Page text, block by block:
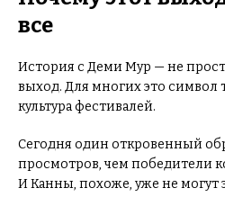
все
История с Деми Мур — не
выход. Для многих это символ
культура фестивалей.
Сегодня один откровенный
просмотров, чем победители
И Канны, похоже, уже не могут